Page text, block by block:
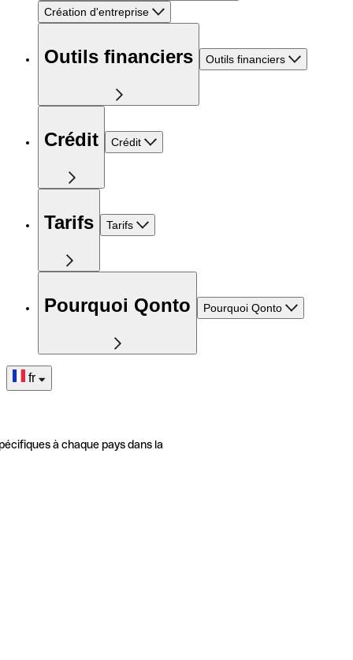
Création d'entreprise
Outils financiers Outils financiers
Crédit Crédit
Tarifs Tarifs
Pourquoi Qonto Pourquoi Qonto
fr
à chaque pays dans la